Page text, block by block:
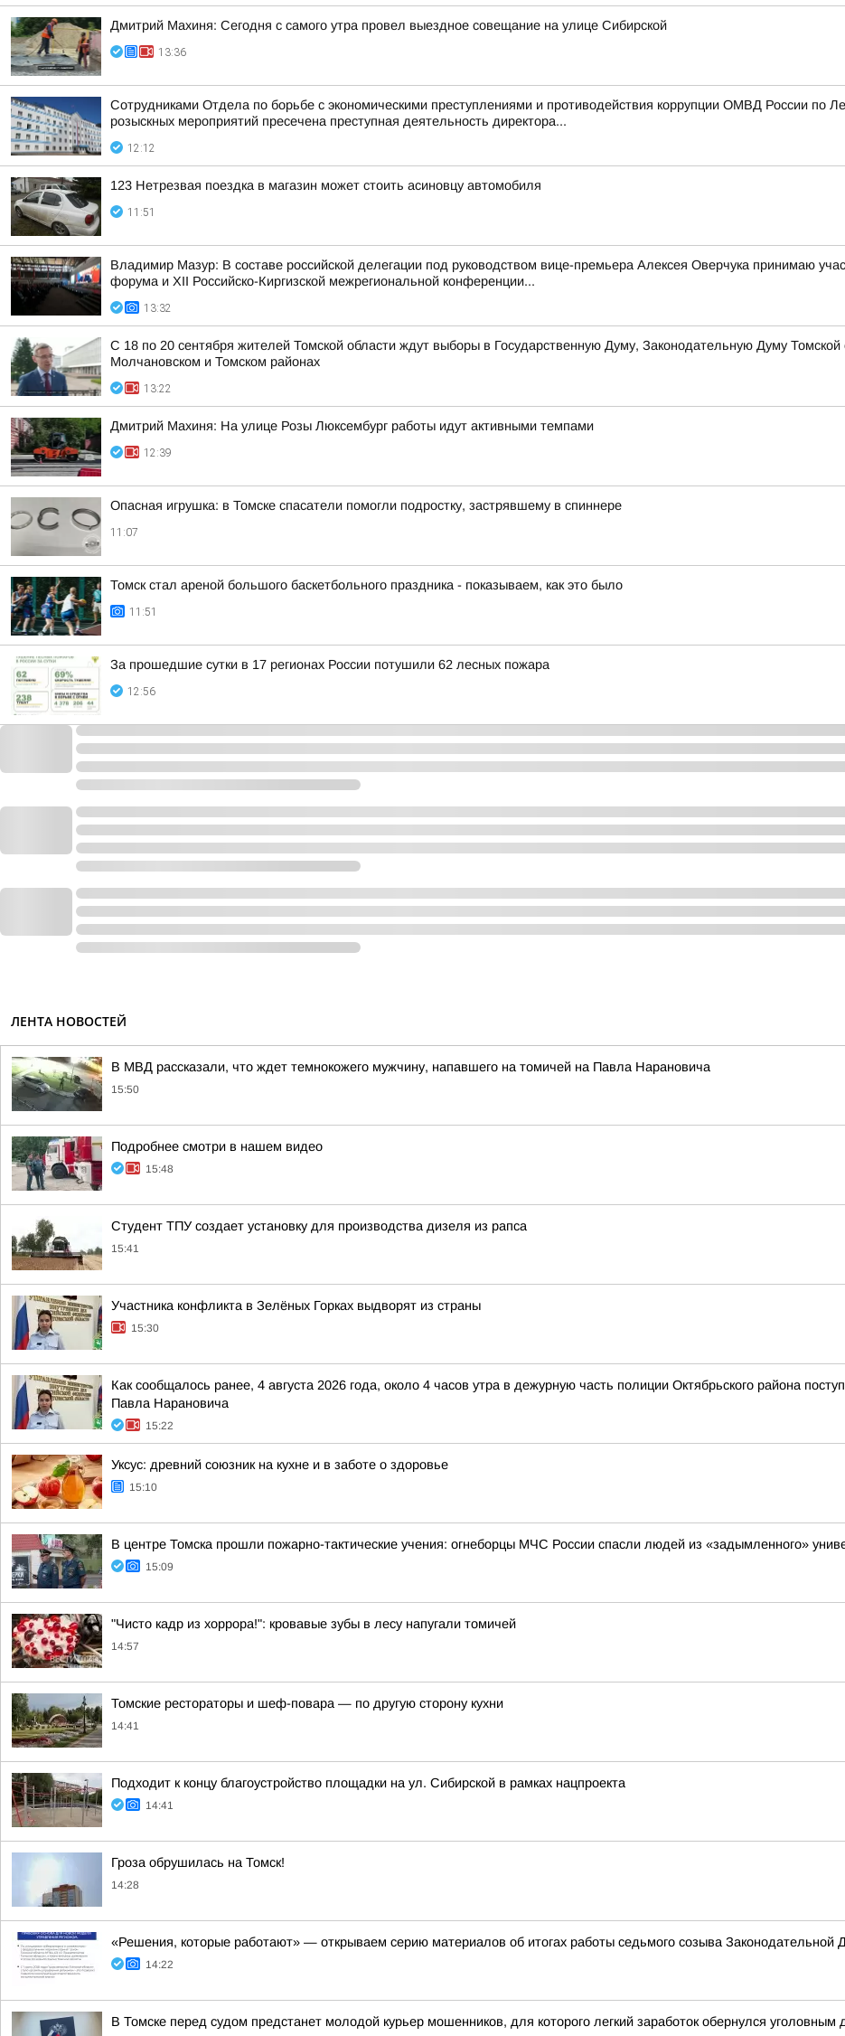
Дмитрий Махиня: Сегодня с самого утра провел выездное совещание на улице Сибирской
13:36
Сотрудниками Отдела по борьбе с экономическими преступлениями и противодействия коррупции ОМВД России по
розыскных мероприятий пресечена преступная деятельность директора...
12:12
123 Нетрезвая поездка в магазин может стоить асиновцу автомобиля
11:51
Владимир Мазур: В составе российской делегации под руководством вице-премьера Алексея Оверчука принимаю
форума и XII Российско-Киргизской межрегиональной конференции...
13:32
С 18 по 20 сентября жителей Томской области ждут выборы в Государственную Думу, Законодательную Думу Томской
Молчановском и Томском районах
13:22
Дмитрий Махиня: На улице Розы Люксембург работы идут активными темпами
12:39
Опасная игрушка: в Томске спасатели помогли подростку, застрявшему в спиннере
11:07
Томск стал ареной большого баскетбольного праздника - показываем, как это было
11:51
За прошедшие сутки в 17 регионах России потушили 62 лесных пожара
12:56
ЛЕНТА НОВОСТЕЙ
В МВД рассказали, что ждет темнокожего мужчину, напавшего на томичей на Павла Нарановича
15:50
Подробнее смотри в нашем видео
15:48
Студент ТПУ создает установку для производства дизеля из рапса
15:41
Участника конфликта в Зелёных Горках выдворят из страны
15:30
Как сообщалось ранее, 4 августа 2026 года, около 4 часов утра в дежурную часть полиции Октябрьского района
Павла Нарановича
15:22
Уксус: древний союзник на кухне и в заботе о здоровье
15:10
В центре Томска прошли пожарно-тактические учения: огнеборцы МЧС России спасли людей из «задымленного»
15:09
"Чисто кадр из хоррора!": кровавые зубы в лесу напугали томичей
14:57
Томские рестораторы и шеф-повара — по другую сторону кухни
14:41
Подходит к концу благоустройство площадки на ул. Сибирской в рамках нацпроекта
14:41
Гроза обрушилась на Томск!
14:28
«Решения, которые работают» — открываем серию материалов об итогах работы седьмого созыва Законодательной
14:22
В Томске перед судом предстанет молодой курьер мошенников, для которого легкий заработок обернулся